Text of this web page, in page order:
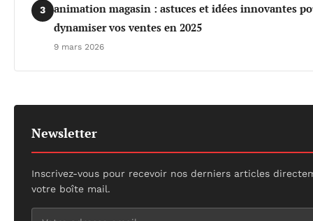
3
animation magasin : astuces et idées innovantes
dynamiser vos ventes en 2025
9 mars 2026
Newsletter
Inscrivez-vous pour recevoir nos derniers articles
votre boîte mail.